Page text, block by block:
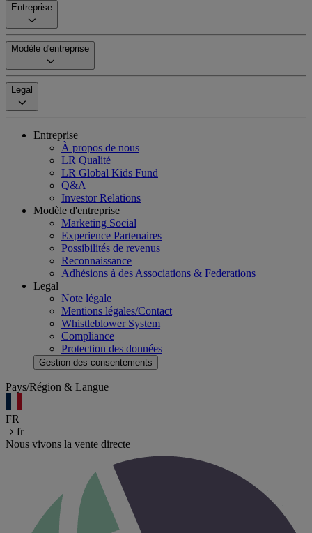
Entreprise
Modèle d'entreprise
Legal
Entreprise
À propos de nous
LR Qualité
LR Global Kids Fund
Q&A
Investor Relations
Modèle d'entreprise
Marketing Social
Experience Partenaires
Possibilités de revenus
Reconnaissance
Adhésions à des Associations & Federations
Legal
Note légale
Mentions légales/Contact
Whistleblower System
Compliance
Protection des données
Gestion des consentements
Pays/Région & Langue
FR
fr
Nous vivons la vente directe